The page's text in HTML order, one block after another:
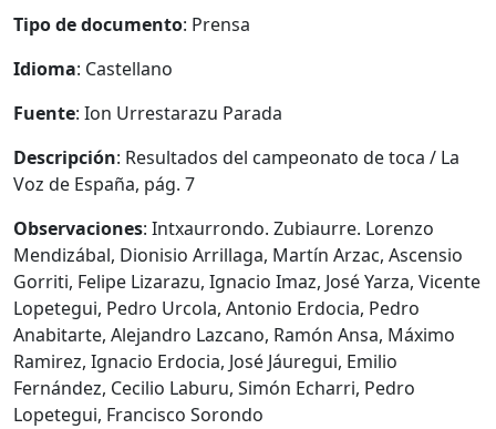
Tipo de documento: Prensa
Idioma: Castellano
Fuente: Ion Urrestarazu Parada
Descripción: Resultados del campeonato de toca / La
Voz de España, pág. 7
Observaciones: Intxaurrondo. Zubiaurre. Lorenzo
Mendizábal, Dionisio Arrillaga, Martín Arzac, Ascensio
Gorriti, Felipe Lizarazu, Ignacio Imaz, José Yarza, Vicente
Lopetegui, Pedro Urcola, Antonio Erdocia, Pedro
Anabitarte, Alejandro Lazcano, Ramón Ansa, Máximo
Ramirez, Ignacio Erdocia, José Jáuregui, Emilio
Fernández, Cecilio Laburu, Simón Echarri, Pedro
Lopetegui, Francisco Sorondo